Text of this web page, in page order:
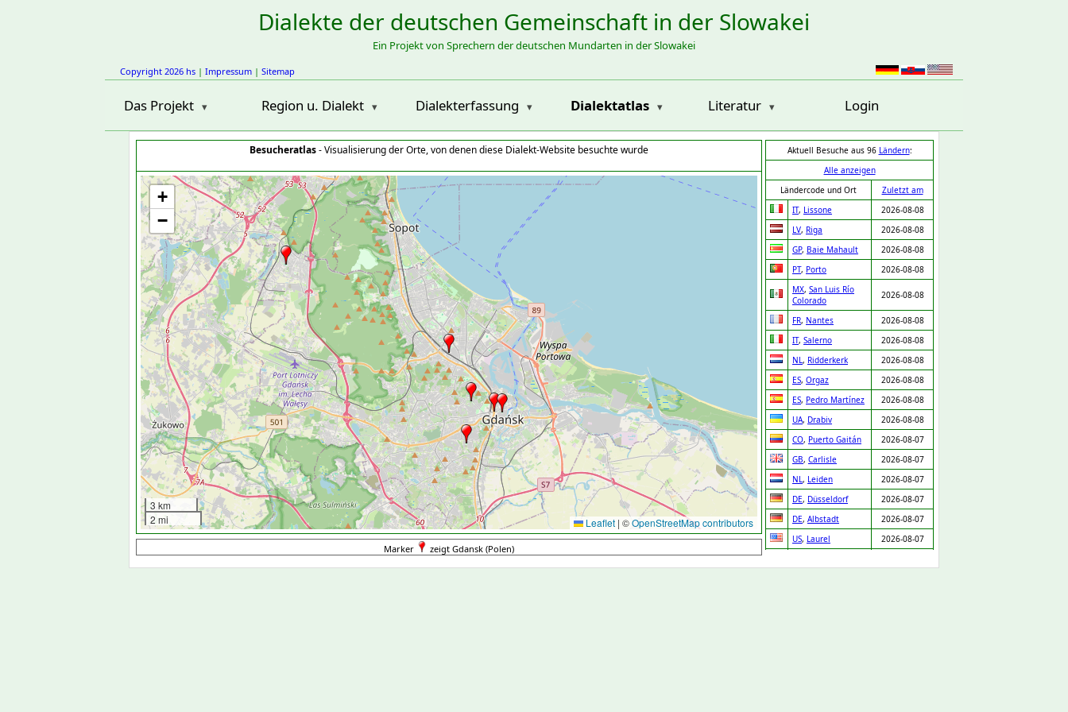
Dialekte der deutschen Gemeinschaft in der Slowakei
Ein Projekt von Sprechern der deutschen Mundarten in der Slowakei
Copyright 2026 hs | Impressum | Sitemap
Das Projekt Region u. Dialekt Dialekterfassung Dialektatlas Literatur Login
Besucheratlas- Visualisierung der Orte, von denen diese Dialekt-Website besuchte wurde
+
−
3 km
2 mi
Leaflet | ©OpenStreetMap contributors
Aktuell Besuche aus 96 Ländern:
Alle anzeigen
Ländercode und Ort
Zuletzt am
IT, Lissone
2026-08-08
LV, Riga
2026-08-08
GP, Baie Mahault
2026-08-08
PT, Porto
2026-08-08
MX, San Luis Río
Colorado
2026-08-08
FR, Nantes
2026-08-08
IT, Salerno
2026-08-08
NL, Ridderkerk
2026-08-08
ES, Orgaz
2026-08-08
ES, Pedro Martínez
2026-08-08
UA, Drabiv
2026-08-08
CO, Puerto Gaitán
2026-08-07
GB, Carlisle
2026-08-07
NL, Leiden
2026-08-07
DE, Düsseldorf
2026-08-07
DE, Albstadt
2026-08-07
US, Laurel
2026-08-07
Marker zeigt Gdansk (Polen)